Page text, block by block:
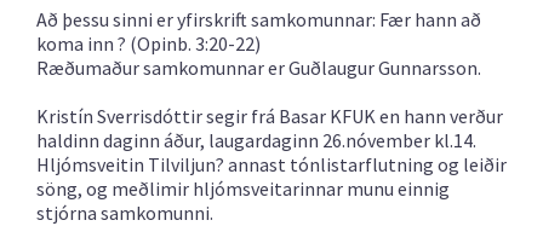
Að þessu sinni er yfirskrift samkomunnar: Fær hann að
koma inn ? (Opinb. 3:20-22)
Ræðumaður samkomunnar er Guðlaugur Gunnarsson.
Kristín Sverrisdóttir segir frá Basar KFUK en hann verður
haldinn daginn áður, laugardaginn 26.nóvember kl.14.
Hljómsveitin Tilviljun? annast tónlistarflutning og leiðir
söng, og meðlimir hljómsveitarinnar munu einnig
stjórna samkomunni.